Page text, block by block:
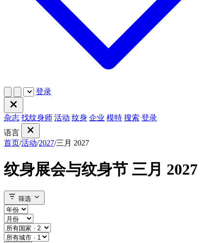
登录
杂志 找纹身师 活动 纹身 企业 模特 搜索 登录
语言
首页/活动/2027/三月 2027
纹身展会与纹身节 三月 2027
筛选